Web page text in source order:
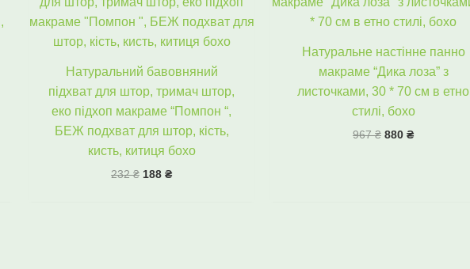
Натуральний бавовняний
підхват для штор, тримач штор,
еко підхоп макраме “Помпон “,
БЕЖ подхват для штор, кість,
кисть, китиця бохо
232₴
232 ₴.
188 ₴
188 ₴.
Натуральне настінне панно
макраме “Дика лоза” з
листочками, 30 * 70 см в етно
стилі, бохо
967₴
967 ₴.
880 ₴
880 ₴.